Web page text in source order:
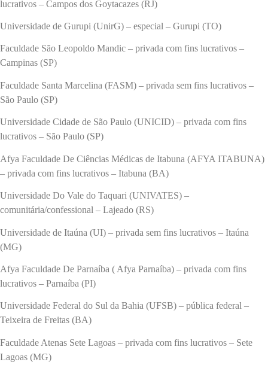
lucrativos – Campos dos Goytacazes (RJ)
Universidade de Gurupi (UnirG) – especial – Gurupi (TO)
Faculdade São Leopoldo Mandic – privada com fins lucrativos –
Campinas (SP)
Faculdade Santa Marcelina (FASM) – privada sem fins lucrativos –
São Paulo (SP)
Universidade Cidade de São Paulo (UNICID) – privada com fins
lucrativos – São Paulo (SP)
Afya Faculdade De Ciências Médicas de Itabuna (AFYA ITABUNA)
– privada com fins lucrativos – Itabuna (BA)
Universidade Do Vale do Taquari (UNIVATES) –
comunitária/confessional – Lajeado (RS)
Universidade de Itaúna (UI) – privada sem fins lucrativos – Itaúna
(MG)
Afya Faculdade De Parnaíba ( Afya Parnaíba) – privada com fins
lucrativos – Parnaíba (PI)
Universidade Federal do Sul da Bahia (UFSB) – pública federal –
Teixeira de Freitas (BA)
Faculdade Atenas Sete Lagoas – privada com fins lucrativos – Sete
Lagoas (MG)